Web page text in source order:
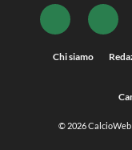
Chi siamo
© 2026CalcioWeb